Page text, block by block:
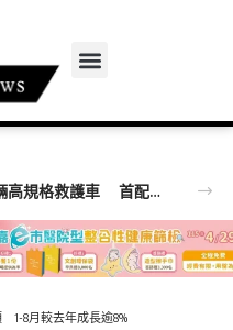
1-8月較去年成長逾8%